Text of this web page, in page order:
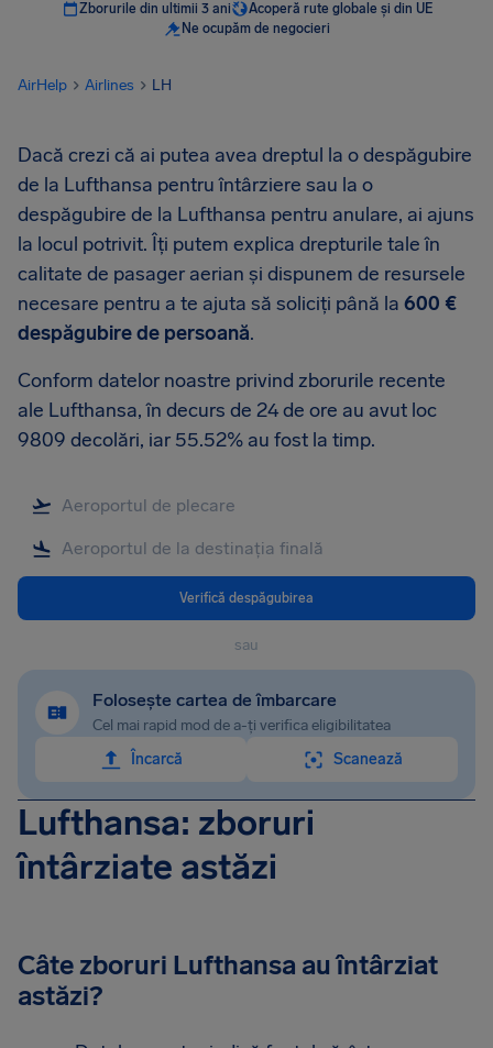
Zborurile din ultimii 3 ani
Acoperă rute globale și din UE
Ne ocupăm de negocieri
AirHelp Airlines LH
Dacă crezi că ai putea avea dreptul la o despăgubire
de la Lufthansa pentru întârziere sau la o
despăgubire de la Lufthansa pentru anulare, ai ajuns
la locul potrivit. Îți putem explica drepturile tale în
calitate de pasager aerian și dispunem de resursele
necesare pentru a te ajuta să soliciți până la 600 €
despăgubire de persoană.
Conform datelor noastre privind zborurile recente
ale Lufthansa, în decurs de 24 de ore au avut loc
9809 decolări, iar 55.52% au fost la timp.
Verifică despăgubirea
sau
Folosește cartea de îmbarcare
Cel mai rapid mod de a-ți verifica eligibilitatea
Încarcă
Scanează
Lufthansa: zboruri
întârziate astăzi
Câte zboruri Lufthansa au întârziat
astăzi?